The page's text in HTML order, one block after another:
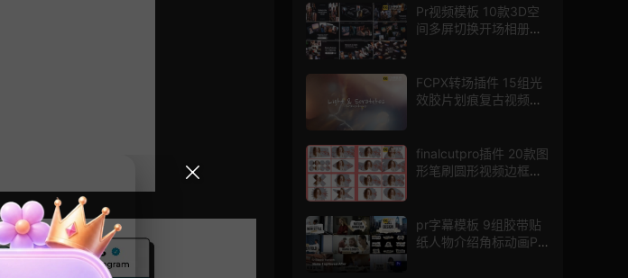
Pr视频模板 10款3D空
间多屏切换开场相册视
FCPX转场插件 15组光
效胶片划痕复古视频过
finalcutpro插件 20款图
形笔刷圆形视频边框遮
pr字幕模板 9组胶带贴
纸人物介绍角标动画PR